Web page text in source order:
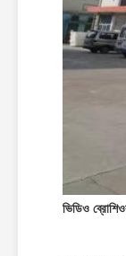
ভিডিও